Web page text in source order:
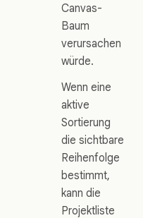
Canvas-
Baum
verursachen
würde.
Wenn eine
aktive
Sortierung
die sichtbare
Reihenfolge
bestimmt,
kann die
Projektliste